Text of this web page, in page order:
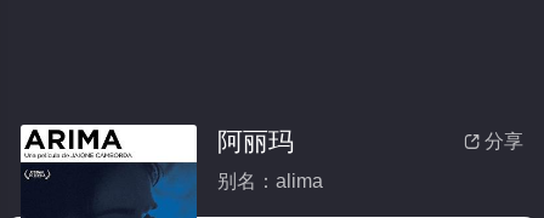
 分享
阿丽玛
别名：alima